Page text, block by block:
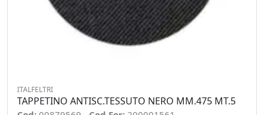
ITALFELTRI
TAPPETINO ANTISC.TESSUTO NERO MM.475 MT.5